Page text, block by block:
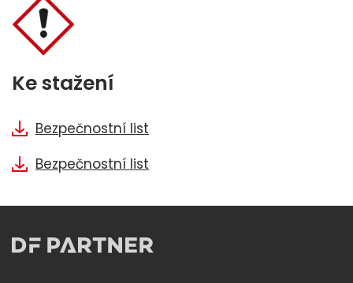
Ke stažení
Bezpečnostní list
Bezpečnostní list